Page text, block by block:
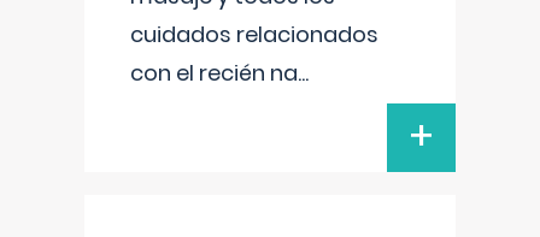
cuidados relacionados
con el recién na...
+